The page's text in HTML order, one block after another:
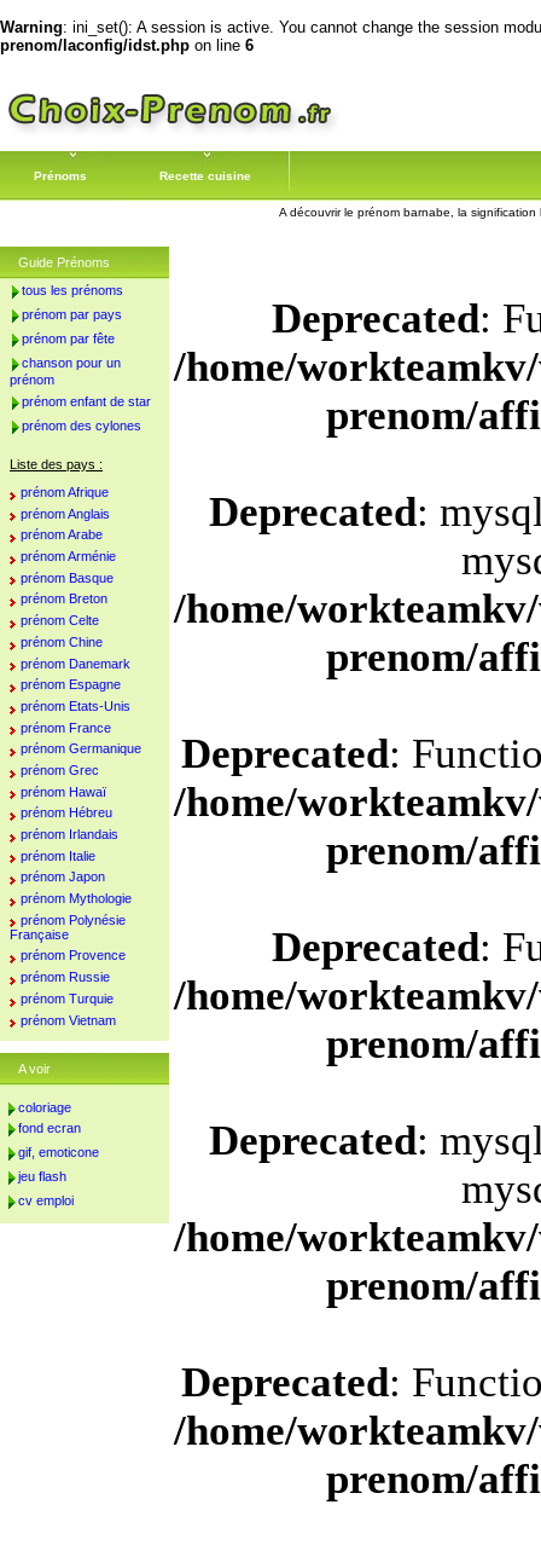
Warning: ini_set(): A session is active. You cannot change the session
prenom/laconfig/idst.php on line 6
Prénoms Recette cuisine
A découvrir le prénom barnabe, la
Deprecated:
/home/
prenom/
Deprecated:
/home/
prenom/
Deprecated:
/home/
prenom/
Deprecated:
/home/
prenom/
Deprecated:
/home/
prenom/
Deprecated:
/home/
prenom/
Guide Prénoms
tous les prénoms
prénom par pays
prénom par fête
chanson pour un
prénom
prénom enfant de star
prénom des cylones
Liste des pays :
prénom Afrique
prénom Anglais
prénom Arabe
prénom Arménie
prénom Basque
prénom Breton
prénom Celte
prénom Chine
prénom Danemark
prénom Espagne
prénom Etats-Unis
prénom France
prénom Germanique
prénom Grec
prénom Hawaï
prénom Hébreu
prénom Irlandais
prénom Italie
prénom Japon
prénom Mythologie
prénom Polynésie
Française
prénom Provence
prénom Russie
prénom Turquie
prénom Vietnam
A voir
coloriage
fond ecran
gif, emoticone
jeu flash
cv emploi